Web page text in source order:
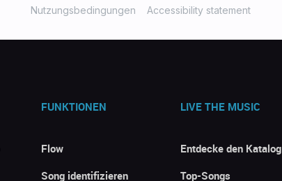
Nutzungsbedingungen Accessibility statement
FUNKTIONEN
Flow
Song identifizieren
LIVE THE MUSIC
Entdecke den Katalog
Top-Songs